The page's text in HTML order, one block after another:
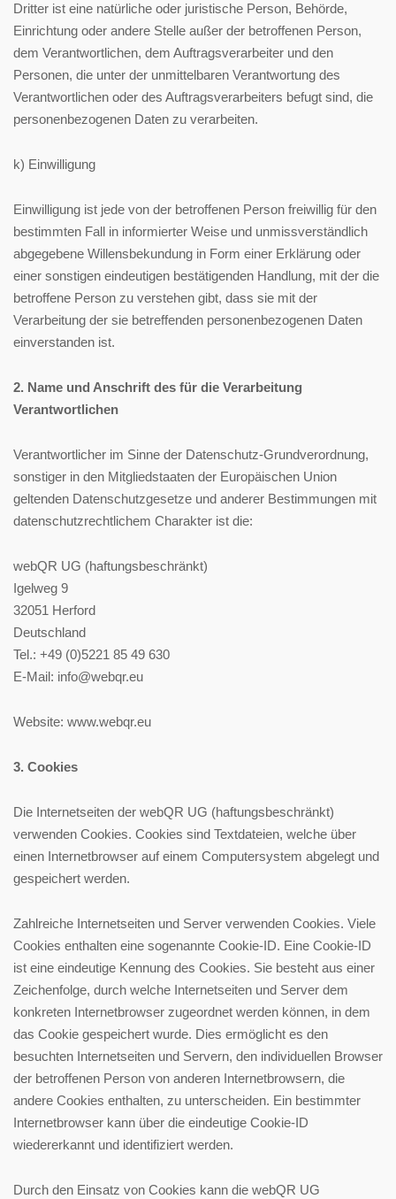
Dritter ist eine natürliche oder juristische Person, Behörde,
Einrichtung oder andere Stelle außer der betroffenen Person,
dem Verantwortlichen, dem Auftragsverarbeiter und den
Personen, die unter der unmittelbaren Verantwortung des
Verantwortlichen oder des Auftragsverarbeiters befugt sind, die
personenbezogenen Daten zu verarbeiten.
k) Einwilligung
Einwilligung ist jede von der betroffenen Person freiwillig für den
bestimmten Fall in informierter Weise und unmissverständlich
abgegebene Willensbekundung in Form einer Erklärung oder
einer sonstigen eindeutigen bestätigenden Handlung, mit der die
betroffene Person zu verstehen gibt, dass sie mit der
Verarbeitung der sie betreffenden personenbezogenen Daten
einverstanden ist.
2. Name und Anschrift des für die Verarbeitung
Verantwortlichen
Verantwortlicher im Sinne der Datenschutz-Grundverordnung,
sonstiger in den Mitgliedstaaten der Europäischen Union
geltenden Datenschutzgesetze und anderer Bestimmungen mit
datenschutzrechtlichem Charakter ist die:
webQR UG (haftungsbeschränkt)
Igelweg 9
32051 Herford
Deutschland
Tel.: +49 (0)5221 85 49 630
E-Mail: info@webqr.eu
Website: www.webqr.eu
3. Cookies
Die Internetseiten der webQR UG (haftungsbeschränkt)
verwenden Cookies. Cookies sind Textdateien, welche über
einen Internetbrowser auf einem Computersystem abgelegt und
gespeichert werden.
Zahlreiche Internetseiten und Server verwenden Cookies. Viele
Cookies enthalten eine sogenannte Cookie-ID. Eine Cookie-ID
ist eine eindeutige Kennung des Cookies. Sie besteht aus einer
Zeichenfolge, durch welche Internetseiten und Server dem
konkreten Internetbrowser zugeordnet werden können, in dem
das Cookie gespeichert wurde. Dies ermöglicht es den
besuchten Internetseiten und Servern, den individuellen Browser
der betroffenen Person von anderen Internetbrowsern, die
andere Cookies enthalten, zu unterscheiden. Ein bestimmter
Internetbrowser kann über die eindeutige Cookie-ID
wiedererkannt und identifiziert werden.
Durch den Einsatz von Cookies kann die webQR UG